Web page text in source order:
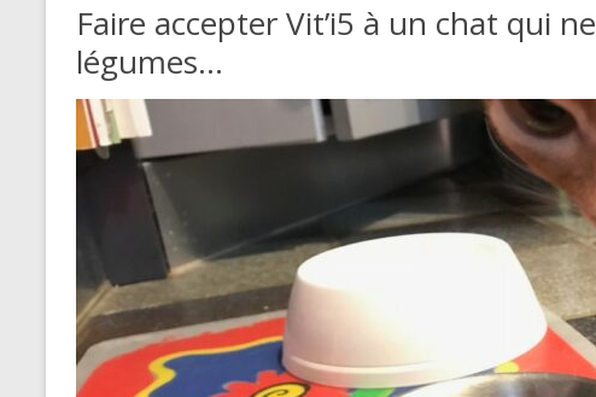
Faire accepter Vit’i5 à un chat qui
légumes…